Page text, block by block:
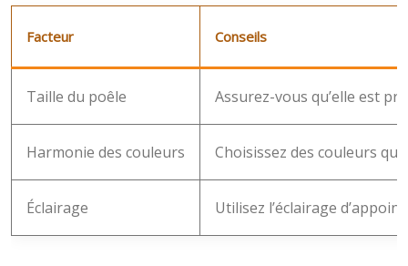
Facteur Conseils
Taille du poêle Assurez-vous qu’elle est
Harmonie des couleurs Choisissez des couleurs
Éclairage Utilisez l’éclairage